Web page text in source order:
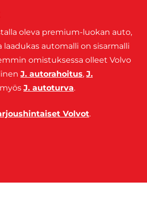
oleva premium-luokan auto,
automalli on sisarmalli
omistuksessa olleet Volvo
J. autorahoitus, J.
J. autoturva.
Volvot.